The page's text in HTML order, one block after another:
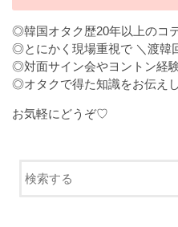
◎韓国オタク歴20年以上のコ
◎とにかく現場重視で ＼渡韓
◎対面サイン会やヨントン経
◎オタクで得た知識をお伝え
お気軽にどうぞ♡